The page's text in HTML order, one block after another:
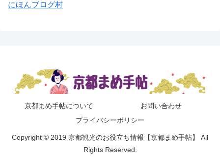
にほんブログ村
京都まめ手帖について
お問い合わせ
プライバシーポリシー
Copyright © 2019 京都観光のお役立ち情報【京都まめ手帖】 All
Rights Reserved.